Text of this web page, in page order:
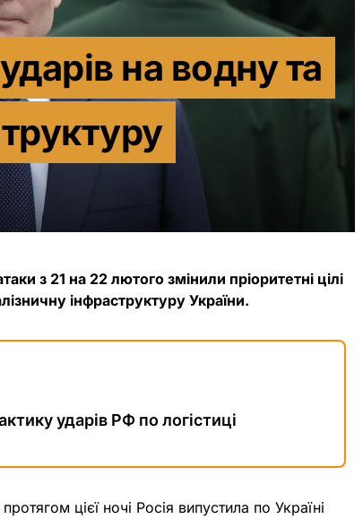
на водну та
з 21 на 22 лютого змінили пріоритетні цілі
інфраструктуру України.
ударів РФ по логістиці
цієї ночі Росія випустила по Україні